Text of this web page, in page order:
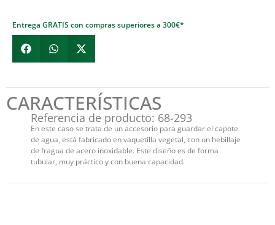
Entrega GRATIS con compras superiores a 300€*
CARACTERÍSTICAS
Referencia de producto: 68-293
En este caso se trata de un accesorio para guardar el capote
de agua, está fabricado en vaquetilla vegetal, con un hebillaje
de fragua de acero inoxidable. Este diseño es de forma
tubular, muy práctico y con buena capacidad.